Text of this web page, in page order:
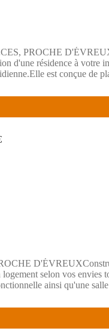
d'une résidence à
est conçue de
sont accessibles à
un rayon de 12 à 19
de 273 690 euros. Le
selon vos
ainsi qu'une
ville d'Évreux
à environ 7 km.
opportunité est